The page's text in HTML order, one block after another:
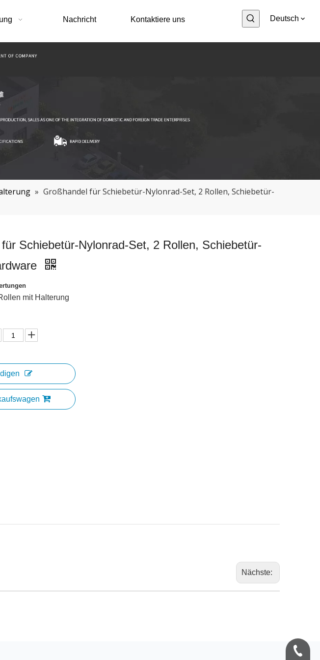
Nachricht Kontaktiere uns Deutsch
» Großhandel für Schiebetür-Nylonrad-Set, 2 Rollen, Schiebetür-
Schiebetür-Nylonrad-Set, 2 Rollen, Schiebetür-
mit Halterung
Nächste:
+86-